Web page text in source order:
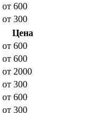
от 600
от 300
Цена
от 600
от 600
от 2000
от 300
от 600
от 300